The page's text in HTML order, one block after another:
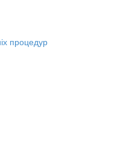
процедур